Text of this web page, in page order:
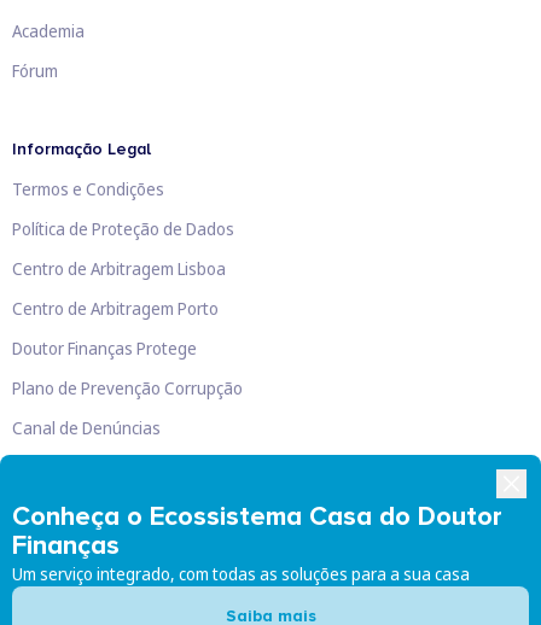
Conheça o Ecossistema Casa do Doutor
Finanças
Um serviço integrado, com todas as soluções para a sua casa
Saiba mais
Academia
Fórum
Informação Legal
Termos e Condições
Política de Proteção de Dados
Centro de Arbitragem Lisboa
Centro de Arbitragem Porto
Doutor Finanças Protege
Plano de Prevenção Corrupção
Canal de Denúncias
Doutor Finanças, Lda